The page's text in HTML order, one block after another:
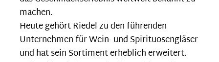
machen.
Heute gehört Riedel zu den führenden
Unternehmen für Wein- und Spirituosengläser
und hat sein Sortiment erheblich erweitert.